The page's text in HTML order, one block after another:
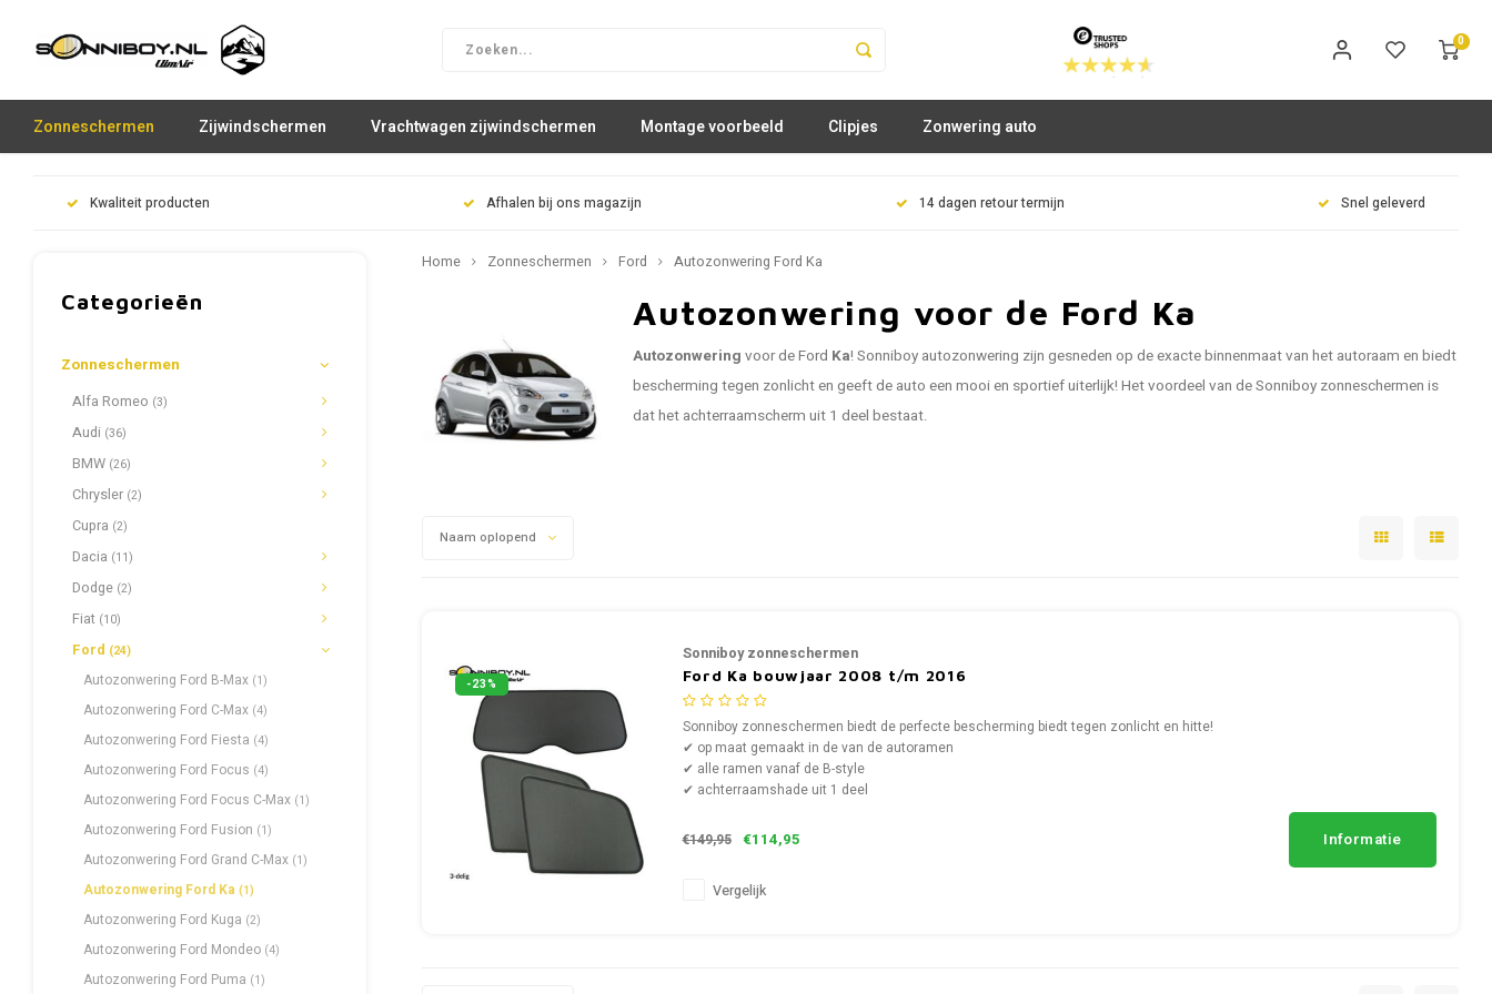
0
Zonneschermen Zijwindschermen Vrachtwagen zijwindschermen Montage voorbeeld Clipjes Zonwering auto
Kwaliteit producten Afhalen bij ons magazijn 14 dagen retour termijn Snel geleverd
Categorieën
Zonneschermen
Alfa Romeo (3)
Audi (36)
BMW (26)
Chrysler (2)
Cupra (2)
Dacia (11)
Dodge (2)
Fiat (10)
Ford (24)
Autozonwering Ford B-Max (1)
Autozonwering Ford C-Max (4)
Autozonwering Ford Fiesta (4)
Autozonwering Ford Focus (4)
Autozonwering Ford Focus C-Max (1)
Autozonwering Ford Fusion (1)
Autozonwering Ford Grand C-Max (1)
Autozonwering Ford Ka (1)
Autozonwering Ford Kuga (2)
Autozonwering Ford Mondeo (4)
Autozonwering Ford Puma (1)
Home Zonneschermen Ford Autozonwering Ford Ka
Autozonwering voor de Ford Ka
Autozonwering voor de Ford Ka! Sonniboy autozonwering zijn gesneden op de exacte binnenmaat van het autoraam en biedt
bescherming tegen zonlicht en geeft de auto een mooi en sportief uiterlijk! Het voordeel van de Sonniboy zonneschermen is
dat het achterraamscherm uit 1 deel bestaat.
Naam oplopend
-23%
Sonniboy zonneschermen
Ford Ka bouwjaar 2008 t/m 2016
Sonniboy zonneschermen biedt de perfecte bescherming biedt tegen zonlicht en hitte!
✔ op maat gemaakt in de van de autoramen
✔ alle ramen vanaf de B-style
✔ achterraamshade uit 1 deel
€149,95 €114,95 Informatie
Vergelijk